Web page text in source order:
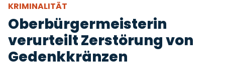
KRIMINALITÄT
Oberbürgermeisterin
verurteilt Zerstörung von
Gedenkkränzen